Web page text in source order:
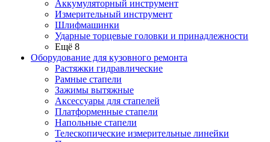
Аккумуляторный инструмент
Измерительный инструмент
Шлифмашинки
Ударные торцевые головки и принадлежности
Ещё 8
Оборудование для кузовного ремонта
Растяжки гидравлические
Рамные стапели
Зажимы вытяжные
Аксессуары для стапелей
Платформенные стапели
Напольные стапели
Телескопические измерительные линейки